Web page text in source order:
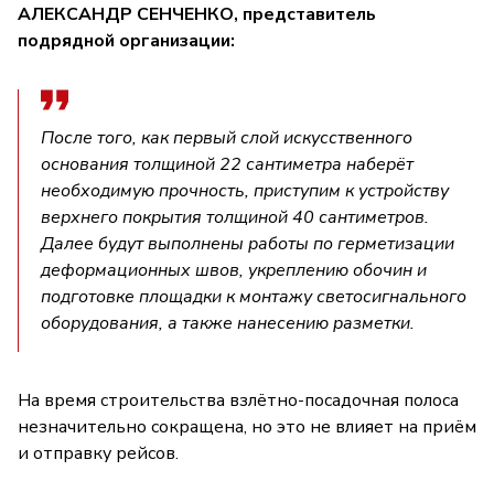
АЛЕКСАНДР СЕНЧЕНКО, представитель
подрядной организации:
После того, как первый слой искусственного
основания толщиной 22 сантиметра наберёт
необходимую прочность, приступим к устройству
верхнего покрытия толщиной 40 сантиметров.
Далее будут выполнены работы по герметизации
деформационных швов, укреплению обочин и
подготовке площадки к монтажу светосигнального
оборудования, а также нанесению разметки.
На время строительства взлётно-посадочная полоса
незначительно сокращена, но это не влияет на приём
и отправку рейсов.